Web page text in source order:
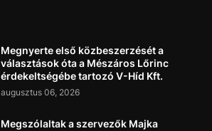
Megnyerte első közbeszerzését a
választások óta a Mészáros Lőrinc
érdekeltségébe tartozó V-Híd Kft.
augusztus 06, 2026
Megszólaltak a szervezők Majka